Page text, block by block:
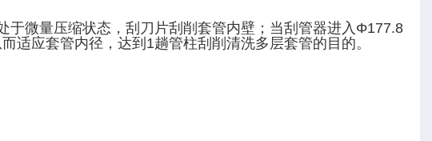
微量压缩状态，刮刀片刮削套管内壁；当刮管器进入Φ177.8
适应套管内径，达到1趟管柱刮削清洗多层套管的目的。